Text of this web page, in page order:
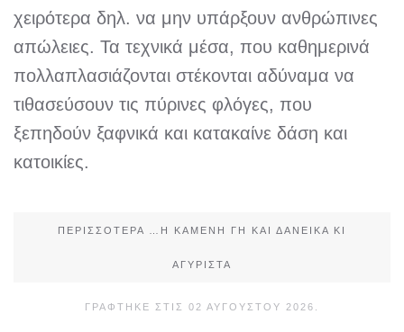
χειρότερα δηλ. να μην υπάρξουν ανθρώπινες
απώλειες. Τα τεχνικά μέσα, που καθημερινά
πολλαπλασιάζονται στέκονται αδύναμα να
τιθασεύσουν τις πύρινες φλόγες, που
ξεπηδούν ξαφνικά και κατακαίνε δάση και
κατοικίες.
ΠΕΡΙΣΣΌΤΕΡΑ …Η ΚΑΜΈΝΗ ΓΗ ΚΑΙ ΔΑΝΕΙΚΆ ΚΙ
ΑΓΎΡΙΣΤΑ
ΓΡΆΦΤΗΚΕ ΣΤΙΣ 02 ΑΥΓΟΎΣΤΟΥ 2026